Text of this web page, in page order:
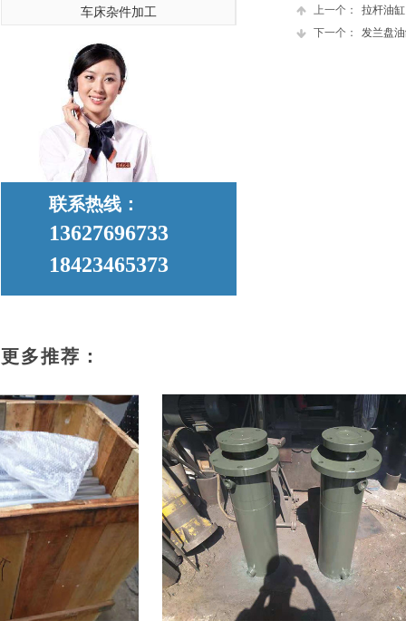
上一个：
拉杆油缸
下一个：
发兰盘
联系热线：
13627696733
18423465373
车床杂件加工
更多推荐：